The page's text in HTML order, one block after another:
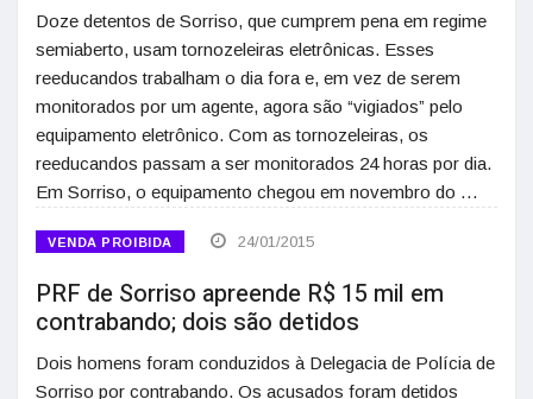
Doze detentos de Sorriso, que cumprem pena em regime
semiaberto, usam tornozeleiras eletrônicas. Esses
reeducandos trabalham o dia fora e, em vez de serem
monitorados por um agente, agora são “vigiados” pelo
equipamento eletrônico. Com as tornozeleiras, os
reeducandos passam a ser monitorados 24 horas por dia.
Em Sorriso, o equipamento chegou em novembro do …
VENDA PROIBIDA 24/01/2015
PRF de Sorriso apreende R$ 15 mil em
contrabando; dois são detidos
Dois homens foram conduzidos à Delegacia de Polícia de
Sorriso por contrabando. Os acusados foram detidos